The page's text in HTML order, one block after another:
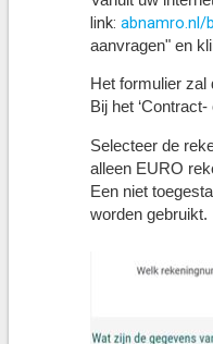
link: abnamro.nl/
aanvragen" en
Het formulier
Bij het
Selecteer de
alleen EURO
Een niet
worden gebruikt.